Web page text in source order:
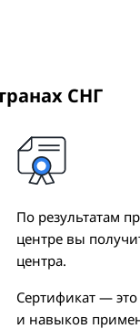
СНГ
По результатам
центре вы
центра.
Сертификат —
и навыков